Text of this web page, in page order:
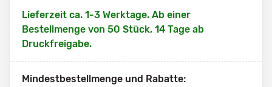
Lieferzeit ca. 1-3 Werktage. Ab einer
Bestellmenge von 50 Stück, 14 Tage ab
Mindestbestellmenge und Rabatte: